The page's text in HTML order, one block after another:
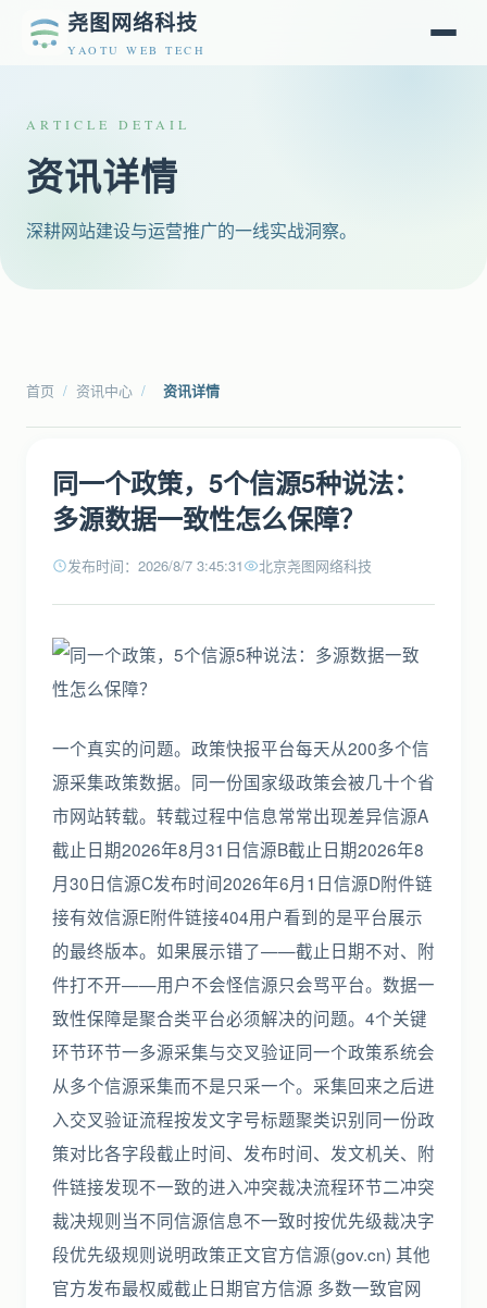
尧图网络科技
YAOTU WEB TECH
ARTICLE DETAIL
资讯详情
深耕网站建设与运营推广的一线实战洞察。
首页 / 资讯中心 / 资讯详情
同一个政策，5个信源5种说法：
多源数据一致性怎么保障？
发布时间：2026/8/7 3:45:31 北京尧图网络科技
一个真实的问题。政策快报平台每天从200多个信
源采集政策数据。同一份国家级政策会被几十个省
市网站转载。转载过程中信息常常出现差异信源A
截止日期2026年8月31日信源B截止日期2026年8
月30日信源C发布时间2026年6月1日信源D附件链
接有效信源E附件链接404用户看到的是平台展示
的最终版本。如果展示错了——截止日期不对、附
件打不开——用户不会怪信源只会骂平台。数据一
致性保障是聚合类平台必须解决的问题。4个关键
环节环节一多源采集与交叉验证同一个政策系统会
从多个信源采集而不是只采一个。采集回来之后进
入交叉验证流程按发文字号标题聚类识别同一份政
策对比各字段截止时间、发布时间、发文机关、附
件链接发现不一致的进入冲突裁决流程环节二冲突
裁决规则当不同信源信息不一致时按优先级裁决字
段优先级规则说明政策正文官方信源(gov.cn) 其他
官方发布最权威截止日期官方信源 多数一致官网